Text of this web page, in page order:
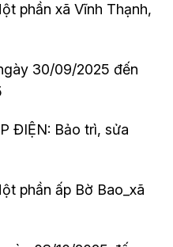
phần xã Vĩnh Thạnh,
30/09/2025 đến
ĐIỆN: Bảo trì, sửa
phần ấp Bờ Bao_xã